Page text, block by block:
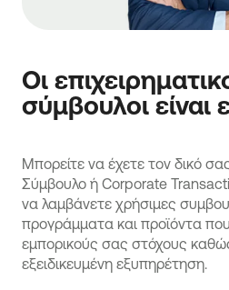
Οι
σύμβουλοι είναι
Μπορείτε να έχετε τον δικό
Σύμβουλο ή Corporate
να λαμβάνετε χρήσιμες
προγράμματα και προϊόντα
εμπορικούς σας στόχους
εξειδικευμένη εξυπηρέτηση.